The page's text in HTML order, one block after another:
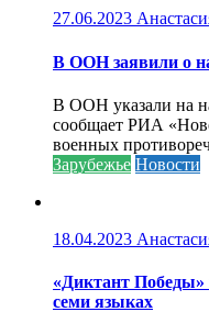
27.06.2023
В ООН заявили о
В ООН указали на
сообщает РИА
военных
Зарубежье Новости
18.04.2023
«Диктант Победы»
семи языках